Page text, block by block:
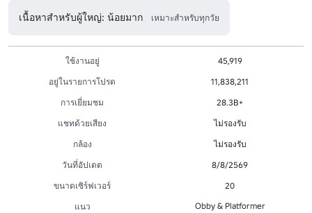
เนื้อหาสำหรับผู้ใหญ่: น้อยมาก เหมาะสำหรับทุกวัย
ใช้งานอยู่
45,919
อยู่ในรายการโปรด
11,838,211
การเยี่ยมชม
28.3B+
แชทด้วยเสียง
ไม่รองรับ
กล้อง
ไม่รองรับ
วันที่อัปเดต
8/8/2569
ขนาดเซิร์ฟเวอร์
20
แนว
Obby & Platformer